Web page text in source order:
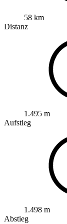
58 km
Distanz
1.495 m
Aufstieg
1.498 m
Abstieg